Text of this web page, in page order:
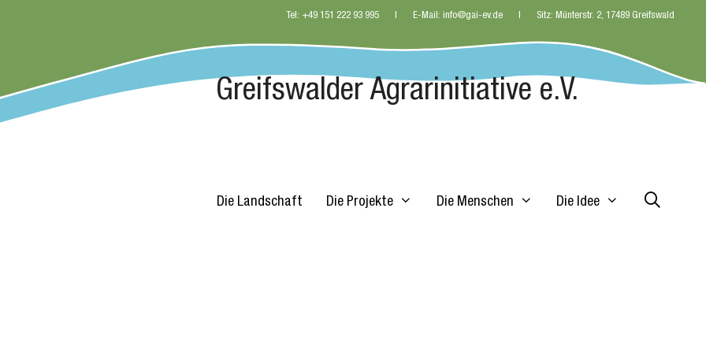
Tel: +49 151 222 93 995 E-Mail: info@gai-ev.de Sitz: Münterstr. 2, 17489 Greifswald
Greifswalder Agrarinitiative e.V.
Die Landschaft Die Projekte Die Menschen Die Idee